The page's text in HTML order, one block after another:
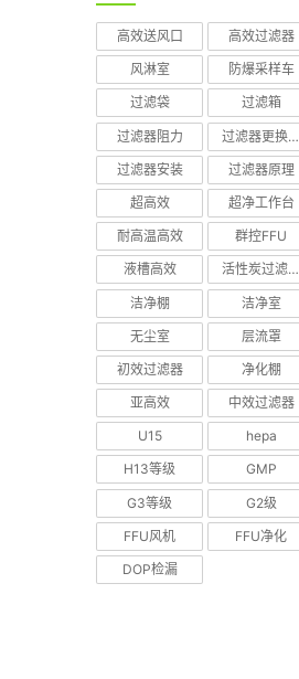
高效送风口 高效过滤器
风淋室 防爆采样车
过滤袋 过滤箱
过滤器阻力 过滤器更换周期
过滤器安装 过滤器原理
超高效 超净工作台
耐高温高效 群控FFU
液槽高效 活性炭过滤器
洁净棚 洁净室
无尘室 层流罩
初效过滤器 净化棚
亚高效 中效过滤器
U15 hepa
H13等级 GMP
G3等级 G2级
FFU风机 FFU净化
DOP检漏